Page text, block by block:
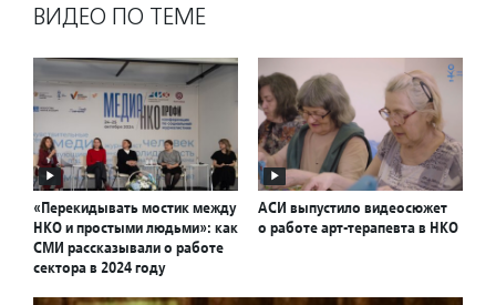
ВИДЕО ПО ТЕМЕ
«Перекидывать мостик между
НКО и простыми людьми»: как
СМИ рассказывали о работе
сектора в 2024 году
АСИ выпустило видеосюжет
о работе арт-терапевта в НКО